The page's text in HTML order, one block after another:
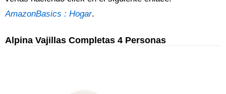
AmazonBasics : Hogar.
Alpina Vajillas Completas 4 Personas